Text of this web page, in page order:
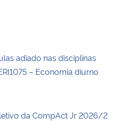
adiado nas disciplinas
– Economia diurno
da CompAct Jr 2026/2